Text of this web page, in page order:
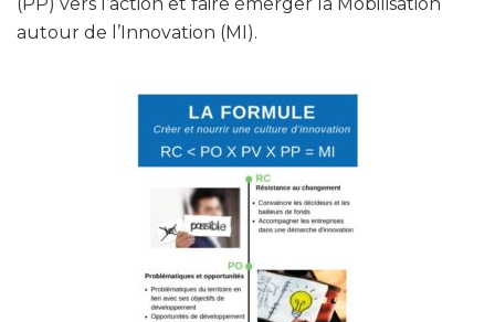
autour de l’Innovation (MI).